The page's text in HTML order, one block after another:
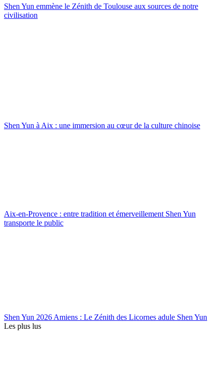
Shen Yun emmène le Zénith de Toulouse aux sources de notre
civilisation
Shen Yun à Aix : une immersion au cœur de la culture chinoise
Aix-en-Provence : entre tradition et émerveillement Shen Yun
transporte le public
Shen Yun 2026 Amiens : Le Zénith des Licornes adule Shen Yun
Les plus lus